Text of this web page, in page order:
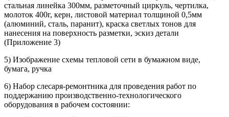
стальная линейка 300мм, разметочный циркуль, чертилка,
молоток 400г, керн, листовой материал толщиной 0,5мм
(алюминий, сталь, паранит), краска светлых тонов для
нанесения на поверхность разметки, эскиз детали
(Приложение 3)
5) Изображение схемы тепловой сети в бумажном виде,
бумага, ручка
6) Набор слесаря-ремонтника для проведения работ по
поддержанию производственно-технологического
оборудования в рабочем состоянии: